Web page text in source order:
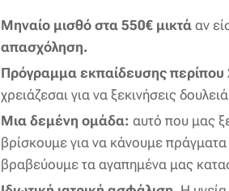
Μηναίο μισθό στα 550€ μικτά αν
απασχόληση.
Πρόγραμμα εκπαίδευσης
χρειάζεσαι για να ξεκινήσεις
Μια δεμένη ομάδα: αυτό που μας
βρίσκουμε για να κάνουμε
βραβεύουμε τα αγαπημένα μας